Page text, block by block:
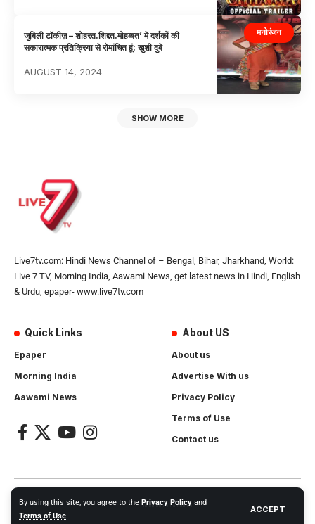
By using this site, you agree to the Privacy Policy and
Terms of Use.
ACCEPT
मनोरंजन
जुबिली टॉकीज़ – शोहरत.शिद्दत.मोहब्बत’ में दर्शकों की
सकारात्मक प्रतिक्रिया से रोमांचित हूं: खुशी दुबे
AUGUST 14, 2024
SHOW MORE
Live7tv.com: Hindi News Channel of – Bengal, Bihar, Jharkhand, World:
Live 7 TV, Morning India, Aawami News, get latest news in Hindi, English
& Urdu, epaper- www.live7tv.com
Quick Links
Epaper
Morning India
Aawami News
About US
About us
Advertise With us
Privacy Policy
Terms of Use
Contact us
2024- All Rights Reserved.Live 7 tv. Website Created by and